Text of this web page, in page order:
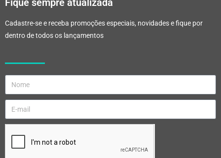
Fique sempre atualizada
Cadastre-se e receba promoções especiais, novidades e fique por
dentro de todos os lançamentos